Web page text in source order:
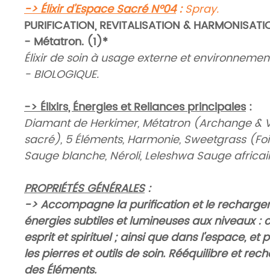
-> Élixir d'Espace Sacré N°04:Spray.
PURIFICATION, REVITALISATION &
- Métatron. (1)*
Élixir de soin à usage externe et
- BIOLOGIQUE.
-> Élixirs, Énergies et Reliances principales :
Diamant de Herkimer, Métatron (Archange &
sacré), 5 Éléments, Harmonie, Sweetgrass
Sauge blanche, Néroli, Leleshwa Sauge
PROPRIÉTÉS GÉNÉRALES:
-> Accompagne la purification et le
énergies subtiles et lumineuses aux niveaux :
esprit et spirituel ; ainsi que dans l'espace, et
les pierres et outils de soin. Rééquilibre et
des Éléments.